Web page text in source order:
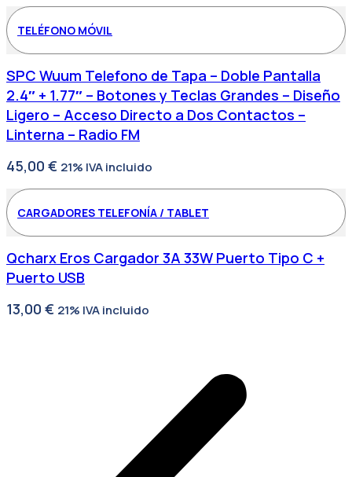
TELÉFONO MÓVIL
SPC Wuum Telefono de Tapa – Doble Pantalla
2.4″ + 1.77″ – Botones y Teclas Grandes – Diseño
Ligero – Acceso Directo a Dos Contactos –
Linterna – Radio FM
45,00 € 21% IVA incluido
CARGADORES TELEFONÍA / TABLET
Qcharx Eros Cargador 3A 33W Puerto Tipo C +
Puerto USB
13,00 € 21% IVA incluido